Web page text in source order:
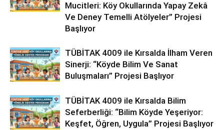
Mucitleri: Köy Okullarında Yapay Zekâ
Ve Deney Temelli Atölyeler” Projesi
Başlıyor
TÜBİTAK 4009 ile Kırsalda İlham Veren
Sinerji: “Köyde Bilim Ve Sanat
Buluşmaları” Projesi Başlıyor
TÜBİTAK 4009 ile Kırsalda Bilim
Seferberliği: “Bilim Köyde Yeşeriyor:
Keşfet, Öğren, Uygula” Projesi Başlıyor